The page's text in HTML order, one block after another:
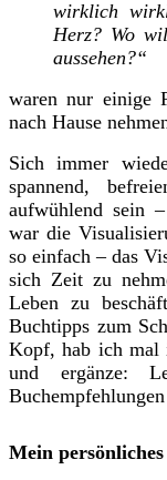
wirklich
Herz? Wo
aussehen?“
waren nur einige
nach Hause
Sich immer
spannend,
aufwühlend sein
war die
so einfach – das
sich Zeit zu
Leben zu
Buchtipps zum
Kopf, hab ich
und ergänze:
Mein